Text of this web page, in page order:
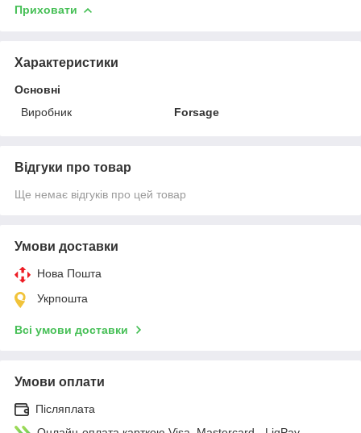
Приховати
Характеристики
Основні
Виробник
Forsage
Відгуки про товар
Ще немає відгуків про цей товар
Умови доставки
Нова Пошта
Укрпошта
Всі умови доставки
Умови оплати
Післяплата